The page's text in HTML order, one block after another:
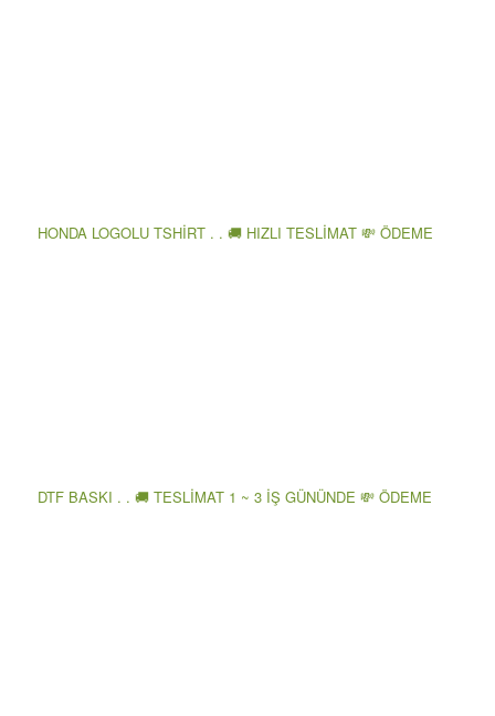
HONDA LOGOLU TSHİRT . . 🚚 HIZLI TESLİMAT 💸 ÖDEME
DTF BASKI . . 🚚 TESLİMAT 1 ~ 3 İŞ GÜNÜNDE 💸 ÖDEME